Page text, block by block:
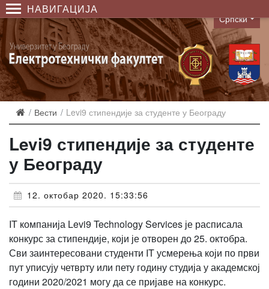
НАВИГАЦИЈА
Language
Српски
Вести Levi9 стипендије за студенте у Београду
Levi9 стипендије за студенте
у Београду
12. октобар 2020. 15:33:56
IT компанија Levi9 Technology Services је расписала
конкурс за стипендије, који је отворен до 25. октобра.
Сви заинтересовани студенти IT усмерења који по први
пут уписују четврту или пету годину студија у академској
години 2020/2021 могу да се пријаве на конкурс.